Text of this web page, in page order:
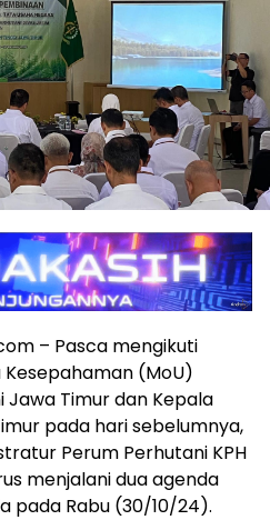
– Pasca mengikuti
(MoU)
Timur dan Kepala
pada hari sebelumnya,
Perum Perhutani KPH
menjalani dua agenda
pada Rabu (30/10/24).